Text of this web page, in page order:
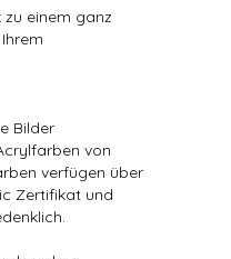
einem ganz
Bilder
von
verfügen über
Zertifikat und